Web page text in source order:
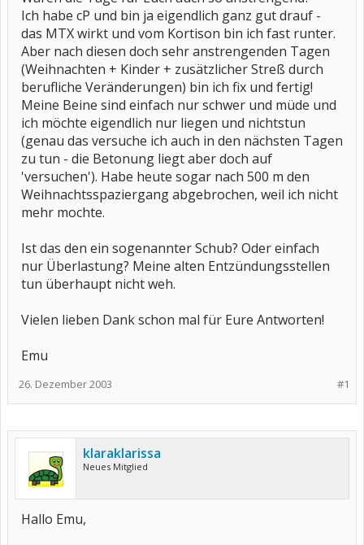
Ich habe cP und bin ja eigendlich ganz gut drauf -
das MTX wirkt und vom Kortison bin ich fast runter.
Aber nach diesen doch sehr anstrengenden Tagen
(Weihnachten + Kinder + zusätzlicher Streß durch
berufliche Veränderungen) bin ich fix und fertig!
Meine Beine sind einfach nur schwer und müde und
ich möchte eigendlich nur liegen und nichtstun
(genau das versuche ich auch in den nächsten Tagen
zu tun - die Betonung liegt aber doch auf
'versuchen'). Habe heute sogar nach 500 m den
Weihnachtsspaziergang abgebrochen, weil ich nicht
mehr mochte.
Ist das den ein sogenannter Schub? Oder einfach
nur Überlastung? Meine alten Entzündungsstellen
tun überhaupt nicht weh.
Vielen lieben Dank schon mal für Eure Antworten!
Emu
#1
26. Dezember 2003
klaraklarissa
Neues Mitglied
Hallo Emu,